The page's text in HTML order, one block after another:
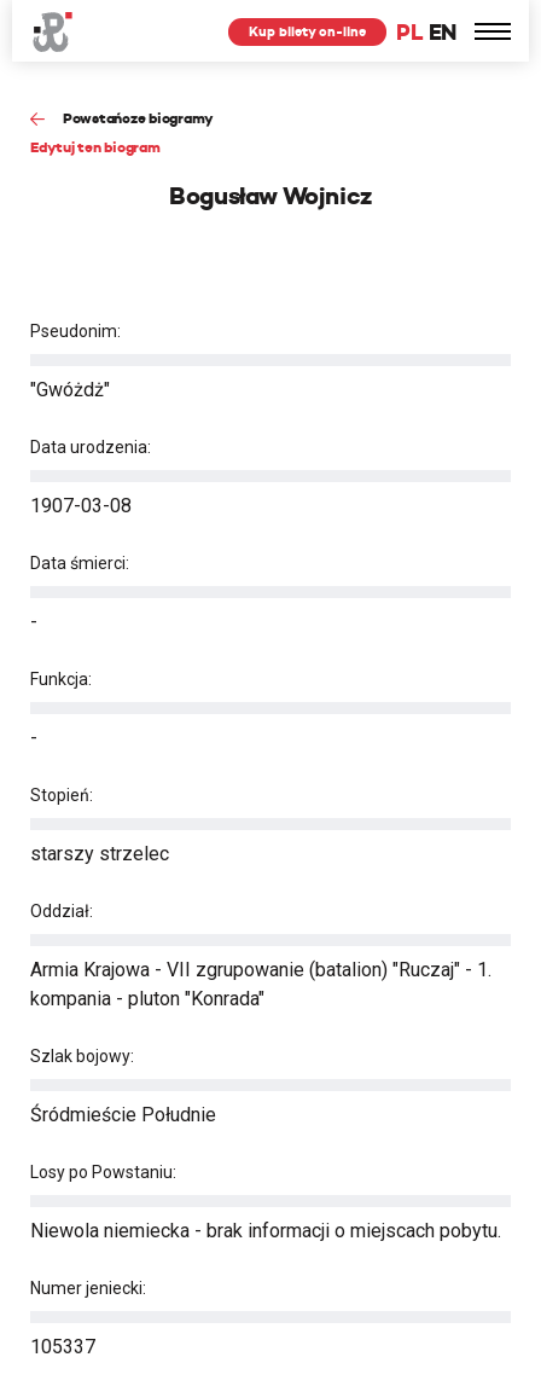
PL EN
Kup bilety on-line
Powstańcze biogramy
Edytuj ten biogram
Bogusław Wojnicz
Pseudonim:
"Gwóżdż"
Data urodzenia:
1907-03-08
Data śmierci:
-
Funkcja:
-
Stopień:
starszy strzelec
Oddział:
Armia Krajowa - VII zgrupowanie (batalion) "Ruczaj" - 1.
kompania - pluton "Konrada"
Szlak bojowy:
Śródmieście Południe
Losy po Powstaniu:
Niewola niemiecka - brak informacji o miejscach pobytu.
Numer jeniecki:
105337